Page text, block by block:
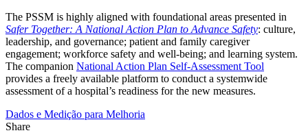
The PSSM is highly aligned with foundational areas presented in
Safer Together: A National Action Plan to Advance Safety: culture,
leadership, and governance; patient and family caregiver
engagement; workforce safety and well-being; and learning system.
The companion National Action Plan Self-Assessment Tool
provides a freely available platform to conduct a systemwide
assessment of a hospital’s readiness for the new measures.
Dados e Medição para Melhoria
Share